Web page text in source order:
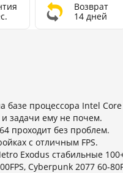
Возврат
14 дней
процессора Intel Core
задачи ему не почем.
проходит без проблем.
с отличным FPS.
Exodus стабильные
Cyberpunk 2077 60-